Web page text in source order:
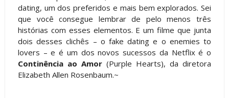
dating, um dos preferidos e mais bem explorados. Sei
que você consegue lembrar de pelo menos três
histórias com esses elementos. E um filme que junta
dois desses clichês – o fake dating e o enemies to
lovers – e é um dos novos sucessos da Netflix é o
Continência ao Amor(Purple Hearts), da diretora
Elizabeth Allen Rosenbaum.~